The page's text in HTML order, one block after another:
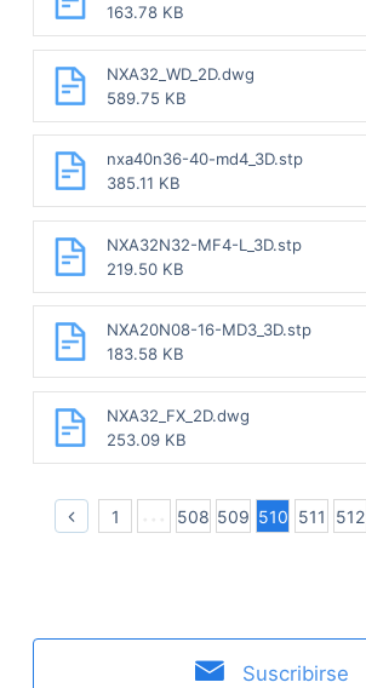
163.78 KB
NXA32_WD_2D.dwg
589.75 KB
nxa40n36-40-md4_3D.stp
385.11 KB
NXA32N32-MF4-L_3D.stp
219.50 KB
NXA20N08-16-MD3_3D.stp
183.58 KB
NXA32_FX_2D.dwg
253.09 KB
1 508 509 510 511 512
Suscribirse